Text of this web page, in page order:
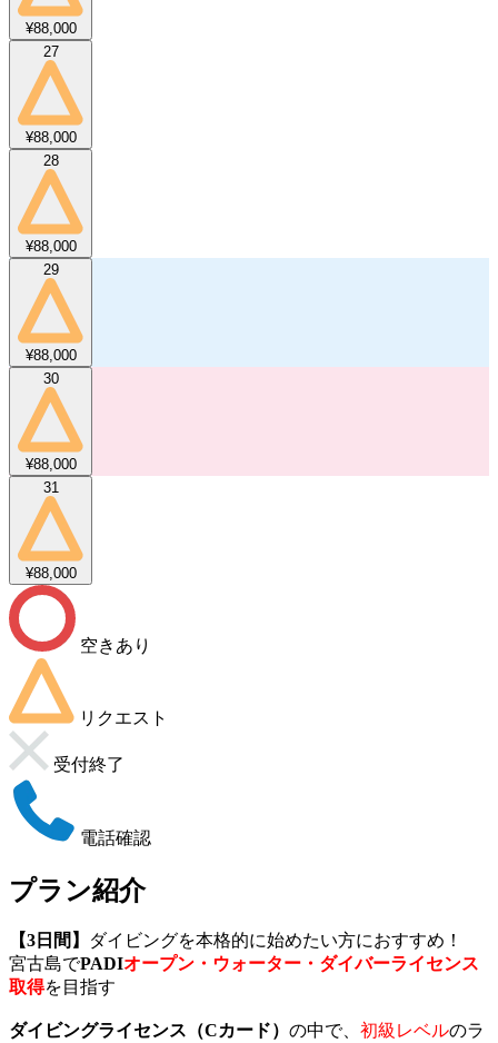
¥88,000
27
¥88,000
28
¥88,000
29
¥88,000
30
¥88,000
31
¥88,000
空きあり
リクエスト
受付終了
電話確認
プラン紹介
【3日間】
ダイビングを本格的に始めたい方におすすめ！
宮古島でPADIオープン・ウォーター・ダイバーライセンス
取得を目指す
ダイビングライセンス（Cカード） の中で、 初級レベルのラ